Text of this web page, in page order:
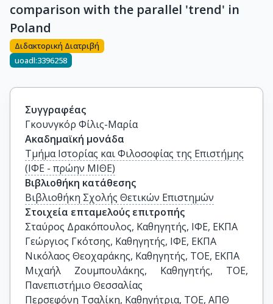
comparison with the parallel 'trend' in
Poland
Διδακτορική Διατριβή
uoadl:3396258
Συγγραφέας
Γκουνγκόρ Φίλις-Μαρία
Ακαδημαϊκή μονάδα
Τμήμα Ιστορίας και Φιλοσοφίας της Επιστήμης
(ΙΦΕ - πρώην ΜΙΘΕ)
Βιβλιοθήκη κατάθεσης
Βιβλιοθήκη Σχολής Θετικών Επιστημών
Στοιχεία επταμελούς επιτροπής
Σταύρος Δρακόπουλος, Καθηγητής, ΙΦΕ, ΕΚΠΑ
Γεώργιος Γκότσης, Καθηγητής, ΙΦΕ, ΕΚΠΑ
Νικόλαος Θεοχαράκης, Καθηγητής, ΤΟΕ, ΕΚΠΑ
Μιχαήλ Ζουμπουλάκης, Καθηγητής, ΤΟΕ,
Πανεπιστήμιο Θεσσαλίας
Περσεφόνη Τσαλίκη, Καθηγήτρια, ΤΟΕ, ΑΠΘ